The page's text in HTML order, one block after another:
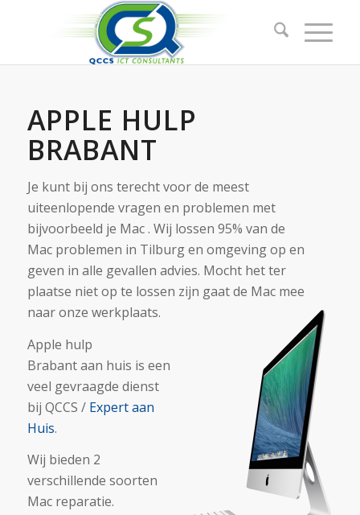
APPLE HULP
BRABANT
Je kunt bij ons terecht voor de meest
uiteenlopende vragen en problemen met
bijvoorbeeld je Mac . Wij lossen 95% van de
Mac problemen in Tilburg en omgeving op en
geven in alle gevallen advies. Mocht het ter
plaatse niet op te lossen zijn gaat de Mac mee
naar onze werkplaats.
Apple hulp
Brabant aan huis is een
veel gevraagde dienst
bij QCCS / Expert aan
Huis.
Wij bieden 2
verschillende soorten
Mac reparatie.